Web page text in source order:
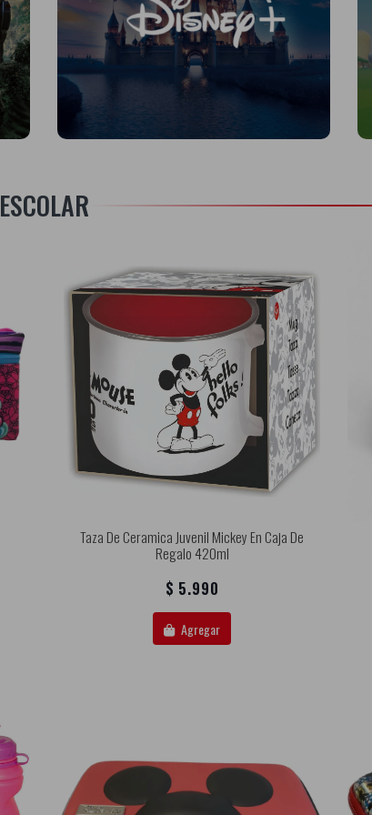
ESCOLAR
Taza De Ceramica Juvenil Mickey En Caja De
Regalo 420ml
$ 5.990
Agregar